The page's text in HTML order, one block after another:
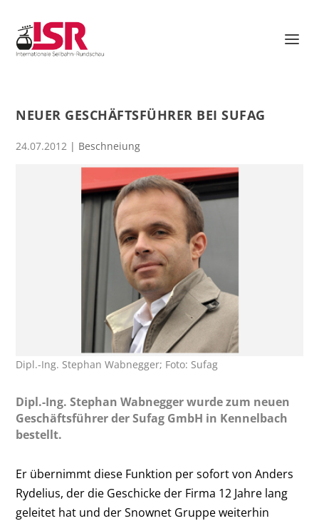
NEUER GESCHÄFTSFÜHRER BEI SUFAG
24.07.2012 | Beschneiung
Dipl.-Ing. Stephan Wabnegger; Foto: Sufag
Dipl.-Ing. Stephan Wabnegger wurde zum neuen
Geschäftsführer der Sufag GmbH in Kennelbach
bestellt.
Er übernimmt diese Funktion per sofort von Anders
Rydelius, der die Geschicke der Firma 12 Jahre lang
geleitet hat und der Snownet Gruppe weiterhin